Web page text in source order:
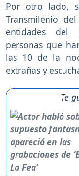
Por otro lado,
Transmilenio del
entidades del
personas que
las 10 de la
extrañas y
Te